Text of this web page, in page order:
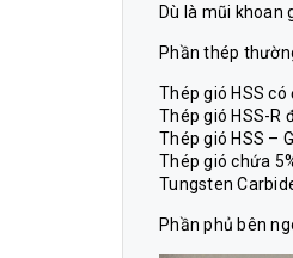
Dù là mũi khoan
Phần thép
Thép gió HSS có
Thép gió HSS-R
Thép gió HSS –
Thép gió chứa
Tungsten
Phần phủ bên